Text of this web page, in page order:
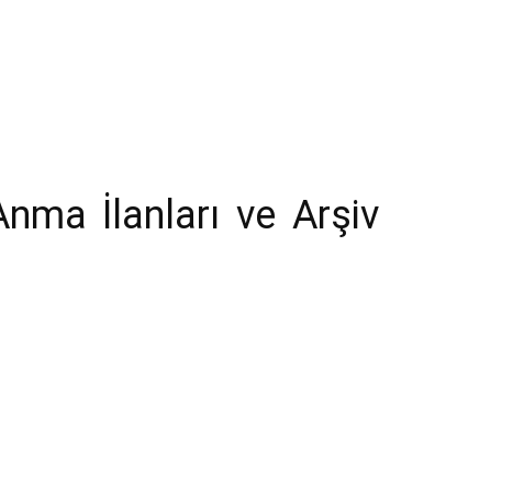
İlanları ve Arşiv